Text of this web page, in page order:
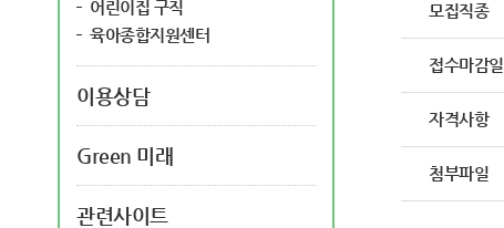
어린이집 구직
육아종합지원센터
이용상담
Green 미래
관련사이트
모집직종
접수마감일
자격사항
첨부파일